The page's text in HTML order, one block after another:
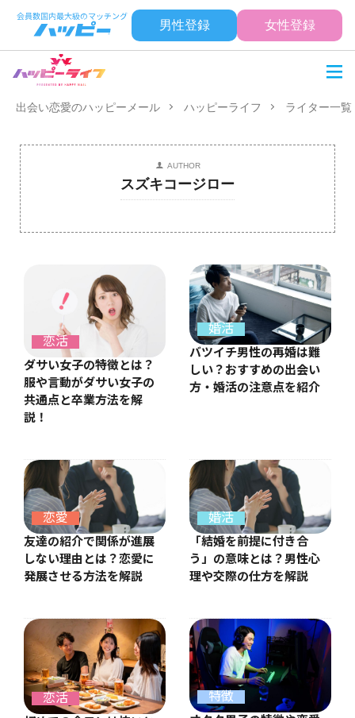
男性登録 女性登録
出会い恋愛のハッピーメール ハッピーライフ ライター一覧
AUTHOR
スズキコージロー
恋活
ダサい女子の特徴とは？
服や言動がダサい女子の
共通点と卒業方法を解
説！
婚活
バツイチ男性の再婚は難
しい？おすすめの出会い
方・婚活の注意点を紹介
恋愛
友達の紹介で関係が進展
しない理由とは？恋愛に
発展させる方法を解説
婚活
「結婚を前提に付き合
う」の意味とは？男性心
理や交際の仕方を解説
恋活 特徴